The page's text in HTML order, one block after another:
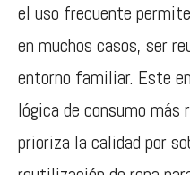
el uso frecuente
en muchos casos, ser
entorno familiar. Este
lógica de consumo más
prioriza la calidad por